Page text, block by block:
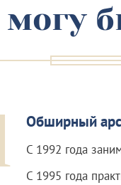
Обширный
С 1992 года
С 1995 года